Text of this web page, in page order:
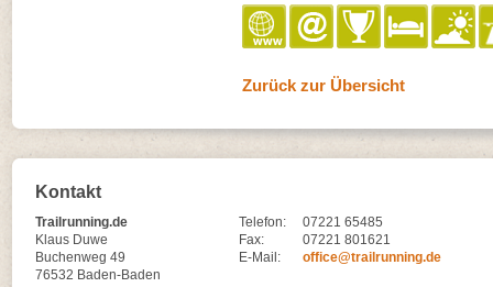
Zurück zur Übersicht
Kontakt
Trailrunning.de
Klaus Duwe
Buchenweg 49
76532 Baden-Baden
Telefon:
07221 65485
Fax:
07221 801621
E-Mail:
office@trailrunning.de